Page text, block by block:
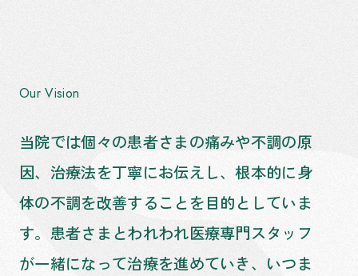
Our Vision
当院では個々の患者さまの痛みや不調の原
因、治療法を丁寧にお伝えし、根本的に身
体の不調を改善することを目的としていま
す。患者さまとわれわれ医療専門スタッフ
が一緒になって治療を進めていき、いつま